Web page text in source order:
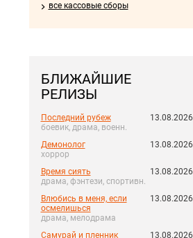
все кассовые сборы
БЛИЖАЙШИЕ
РЕЛИЗЫ
Последний рубеж
боевик, драма, военн.
13.08.2026
Демонолог
хоррор
13.08.2026
Время сиять
драма, фэнтези, спортивн.
13.08.2026
Влюбись в меня, если
осмелишься
драма, мелодрама
13.08.2026
Самурай и пленник
13.08.2026